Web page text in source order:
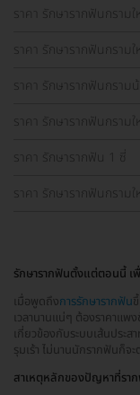
ราคา รักษารากฟันกรามใ
ราคา รักษารากฟันกรามใ
ราคา รักษารากฟันกรามน้
ราคา รักษารากฟันกรามใ
ราคา รักษารากฟัน 1 ซี่
ราคา รักษารากฟันกรา
รักษารากฟันตั้งแต่ตอนนี้
เมื่อพูดถึงการรักษารากฟัน
เวลานานแน่ๆ ต้องราคาแ
เกี่ยวข้องกับระบบเส้นประส
รุมเร้า ไม่นานนักรากฟันก็
สาเหตุหลักของปัญหาที่รา